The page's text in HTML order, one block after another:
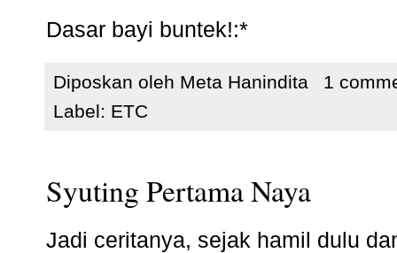
Dasar bayi buntek!:*
Diposkan oleh Meta Hanindita
1
Label: ETC
Syuting Pertama Naya
Jadi ceritanya, sejak hamil dulu